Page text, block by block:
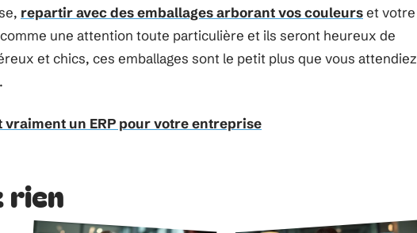
repartir avec des emballages arborant vos couleurset votre
une attention toute particulière et ils seront heureux de
et chics, ces emballages sont le petit plus que vous attendiez
vraiment un ERP pour votre entreprise
rien